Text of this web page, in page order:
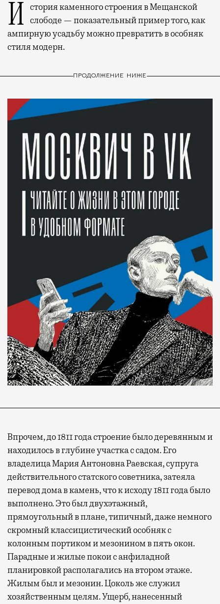
История каменного строения в Мещанской слободе — показательный пример того, как
ампирную усадьбу можно превратить в особняк
стиля модерн.
ПРОДОЛЖЕНИЕ НИЖЕ
Впрочем, до 1811 года строение было деревянным и
находилось в глубине участка с садом. Его
владелица Мария Антоновна Раевская, супруга
действительного статского советника, затеяла
перевод дома в камень, что к исходу 1811 года было
выполнено. Это был двухэтажный,
прямоугольный в плане, типичный, даже немного
скромный классицистический особняк с
колонным портиком и мезонином в пять окон.
Парадные и жилые покои с анфиладной
планировкой располагались на втором этаже.
Жилым был и мезонин. Цоколь же служил
хозяйственным целям. Ущерб, нанесенный